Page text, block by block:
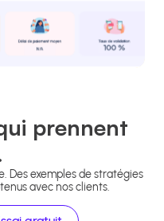
prennent
Des exemples de stratégies
avec nos clients.